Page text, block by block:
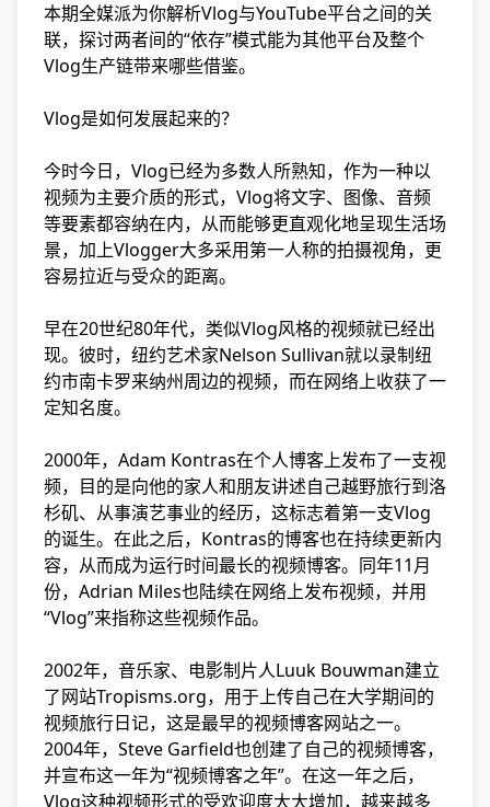
本期全媒派为你解析Vlog与YouTube平台之间的关
联，探讨两者间的“依存”模式能为其他平台及整个
Vlog生产链带来哪些借鉴。
Vlog是如何发展起来的？
今时今日，Vlog已经为多数人所熟知，作为一种以
视频为主要介质的形式，Vlog将文字、图像、音频
等要素都容纳在内，从而能够更直观化地呈现生活场
景，加上Vlogger大多采用第一人称的拍摄视角，更
容易拉近与受众的距离。
早在20世纪80年代，类似Vlog风格的视频就已经出
现。彼时，纽约艺术家Nelson Sullivan就以录制纽
约市南卡罗来纳州周边的视频，而在网络上收获了一
定知名度。
2000年，Adam Kontras在个人博客上发布了一支视
频，目的是向他的家人和朋友讲述自己越野旅行到洛
杉矶、从事演艺事业的经历，这标志着第一支Vlog
的诞生。在此之后，Kontras的博客也在持续更新内
容，从而成为运行时间最长的视频博客。同年11月
份，Adrian Miles也陆续在网络上发布视频，并用
“Vlog”来指称这些视频作品。
2002年，音乐家、电影制片人Luuk Bouwman建立
了网站Tropisms.org，用于上传自己在大学期间的
视频旅行日记，这是最早的视频博客网站之一。
2004年，Steve Garfield也创建了自己的视频博客，
并宣布这一年为“视频博客之年”。在这一年之后，
Vlog这种视频形式的受欢迎度大大增加，越来越多